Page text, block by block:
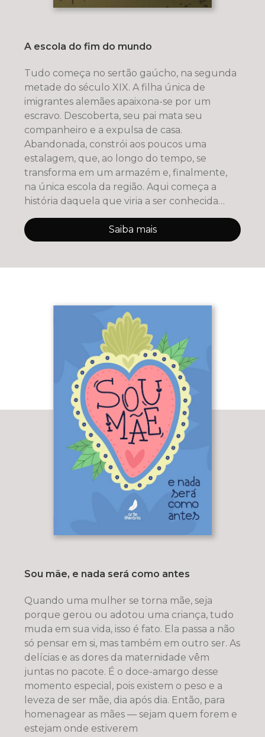
A escola do fim do mundo
Tudo começa no sertão gaúcho, na segunda
metade do século XIX. A filha única de
imigrantes alemães apaixona-se por um
escravo. Descoberta, seu pai mata seu
companheiro e a expulsa de casa.
Abandonada, constrói aos poucos uma
estalagem, que, ao longo do tempo, se
transforma em um armazém e, finalmente,
na única escola da região. Aqui começa a
história daquela que viria a ser conhecida
Saiba mais
Sou mãe, e nada será como antes
Quando uma mulher se torna mãe, seja
porque gerou ou adotou uma criança, tudo
muda em sua vida, isso é fato. Ela passa a não
só pensar em si, mas também em outro ser. As
delícias e as dores da maternidade vêm
juntas no pacote. É o doce-amargo desse
momento especial, pois existem o peso e a
leveza de ser mãe, dia após dia. Então, para
homenagear as mães — sejam quem forem e
estejam onde estiverem